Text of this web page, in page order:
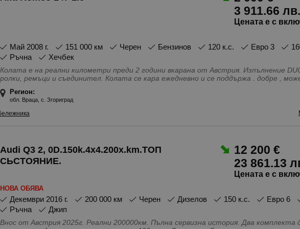
3 911.66 лв.
Цената е с
май 2008 г. 151 000 км Черен Бензинов 120 к.с. Евро 3
Ръчна
Хечбек
Колата е на реални километри преди 2 години вкарана от Австрия. Изпълнение DUCATI . Сменени
ролки, ремъци и съединител. Колата се кара ежедневно и се поддържа . добре , може да се види на
Особености - 4(5) Врати, Аларма, Антиблокираща система, Бордкомпютър,
Предни, Ел. Огледала, Ел. Стъкла, Ел. усилвател на волана, Климатроник, Лети
Мултифункционален волан, Напълно обслужен, Парктроник, Регулиране на волана,
Сервизна книжка, Серво усилвател на волана, Система за контрол на скоростта
Халогенни фарове, Централно заключване
Регион:
обл. Враца, с. Згориград
Audi Q3 2, 0D.150k.4x4.200x.km.ТОП
СЬСТОЯНИЕ.
12 200 €
23 861.13
Цената е с
НОВА ОБЯВА
декември 2016 г. 200 000 км Черен Дизелов 150 к.с. Евро 6
Ръчна
Джип
Внос от Австрия 2025г. Реални 200000км. Пълна сервизна история. Два комплекта джанти. Нови